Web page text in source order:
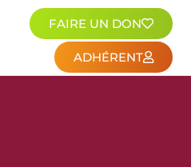
FAIRE UN DON
ADHÉRENT